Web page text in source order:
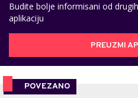
Budite bolje informisani od
aplikaciju
PREUZMI
POVEZANO